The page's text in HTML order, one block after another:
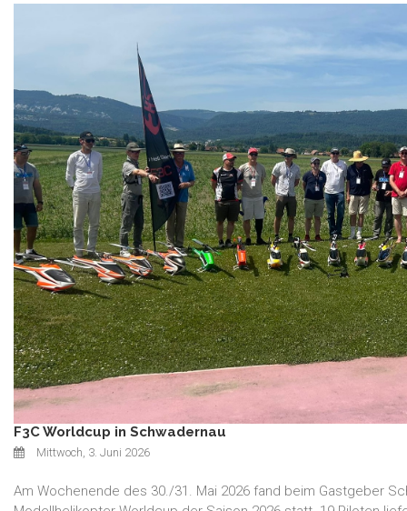
F3C Worldcup in Schwadernau
Mittwoch, 3. Juni 2026
Am Wochenende des 30./31. Mai 2026 fand beim Gastgeber